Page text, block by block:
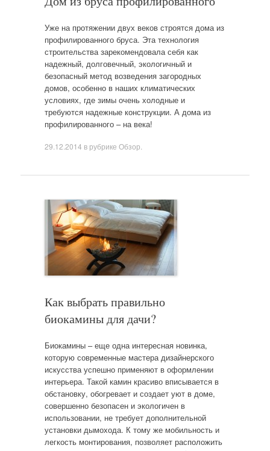
Уже на протяжении двух веков строятся дома из
профилированного бруса. Эта технология
строительства зарекомендовала себя как
надежный, долговечный, экологичный и
безопасный метод возведения загородных
домов, особенно в наших климатических
условиях, где зимы очень холодные и
требуются надежные конструкции. А дома из
профилированного – на века!
29.12.2014 в рубрике Обзор
Как выбрать правильно
биокамины для дачи?
Биокамины – еще одна интересная новинка,
которую современные мастера дизайнерского
искусства успешно применяют в оформлении
интерьера. Такой камин красиво вписывается в
обстановку, обогревает и создает уют в доме,
совершенно безопасен и экологичен в
использовании, не требует дополнительной
установки дымохода. К тому же мобильность и
легкость монтирования, позволяет расположить